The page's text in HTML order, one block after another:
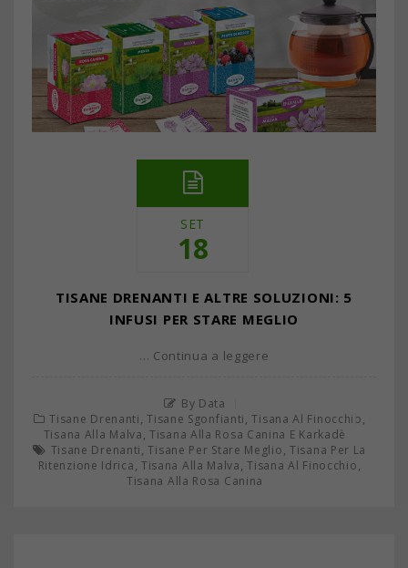
SET
18
TISANE DRENANTI E ALTRE SOLUZIONI: 5
INFUSI PER STARE MEGLIO
… Continua a leggere
By Data
Tisane Drenanti ,Tisane Sgonfianti ,Tisana Al Finocchio
Tisana Alla Malva ,Tisana Alla Rosa Canina E Karkadè
Tisane Drenanti ,Tisane Per Stare Meglio Tisana Per La
Ritenzione Idrica Tisana Alla Malva ,Tisana Al Finocchio
Tisana Alla Rosa Canina